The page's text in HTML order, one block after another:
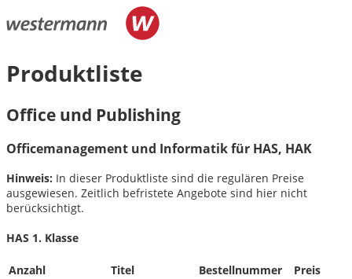
Produktliste
Office und Publishing
Officemanagement und Informatik für HAS, HAK
Hinweis: In dieser Produktliste sind die regulären Preise
ausgewiesen. Zeitlich befristete Angebote sind hier nicht
berücksichtigt.
HAS 1. Klasse
Anzahl Titel Bestellnummer
Preis